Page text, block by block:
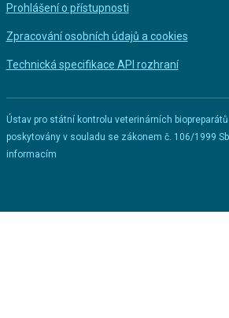
Prohlášení o přístupnosti
Zpracování osobních údajů a cookies
Technická specifikace API rozhraní
Ústav pro státní kontrolu veterinárních
poskytovány v souladu se zákonem č. 106/1999
informacím